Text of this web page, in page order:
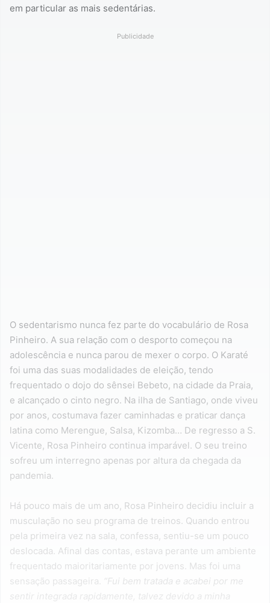
em particular as mais sedentárias.
Publicidade
O sedentarismo nunca fez parte do vocabulário de Rosa
Pinheiro. A sua relação com o desporto começou na
adolescência e nunca parou de mexer o corpo. O Karaté
foi uma das suas modalidades de eleição, tendo
frequentado o dojo do sênsei Bebeto, na cidade da Praia,
e alcançado o cinto negro. Na ilha de Santiago, onde viveu
por anos, costumava fazer caminhadas e praticar dança
latina como Merengue, Salsa, Kizomba… De regresso a S.
Vicente, Rosa Pinheiro continua imparável. O seu treino
sofreu um interregno apenas por altura da chegada da
pandemia.
Há pouco mais de um ano, Rosa Pinheiro decidiu incluir a
musculação no seu programa de treinos. Quando entrou
pela primeira vez na sala, confessa, sentiu-se um pouco
deslocada. Afinal das contas, estava perante um ambiente
frequentado maioritariamente por jovens. Mas foi uma
sensação passageira. “Fui bem tratada e acabei por me
sentir integrada rapidamente, talvez devido a minha